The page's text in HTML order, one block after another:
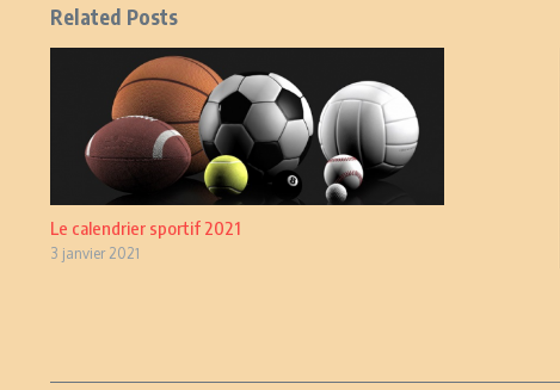
Related Posts
Le calendrier sportif 2021
3 janvier 2021